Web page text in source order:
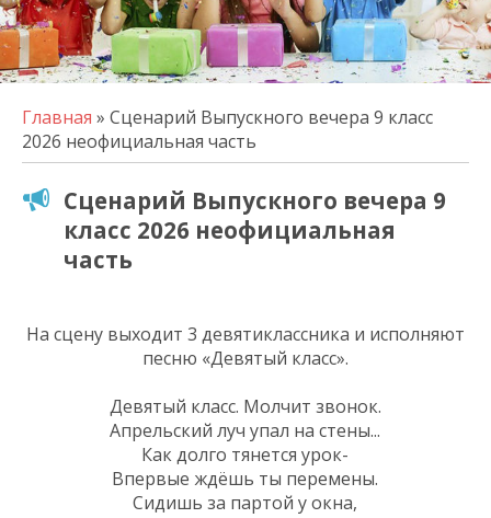
Главная » Сценарий Выпускного вечера 9 класс
2026 неофициальная часть
Сценарий Выпускного вечера 9
класс 2026 неофициальная
часть
На сцену выходит 3 девятиклассника и исполняют
песню «Девятый класс».
Девятый класс. Молчит звонок.
Апрельский луч упал на стены...
Как долго тянется урок-
Впервые ждёшь ты перемены.
Сидишь за партой у окна,